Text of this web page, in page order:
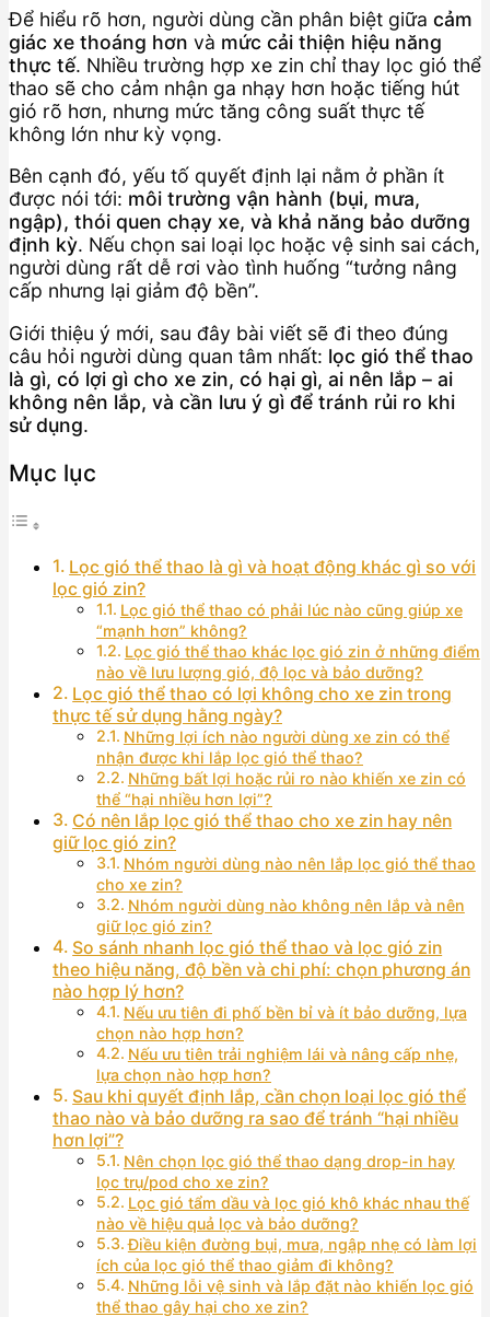
Để hiểu rõ hơn, người dùng cần phân biệt giữa cảm
giác xe thoáng hơn và mức cải thiện hiệu năng
thực tế. Nhiều trường hợp xe zin chỉ thay lọc gió thể
thao sẽ cho cảm nhận ga nhạy hơn hoặc tiếng hút
gió rõ hơn, nhưng mức tăng công suất thực tế
không lớn như kỳ vọng.
Bên cạnh đó, yếu tố quyết định lại nằm ở phần ít
được nói tới: môi trường vận hành (bụi, mưa,
ngập), thói quen chạy xe, và khả năng bảo dưỡng
định kỳ. Nếu chọn sai loại lọc hoặc vệ sinh sai cách,
người dùng rất dễ rơi vào tình huống “tưởng nâng
cấp nhưng lại giảm độ bền”.
Giới thiệu ý mới, sau đây bài viết sẽ đi theo đúng
câu hỏi người dùng quan tâm nhất: lọc gió thể thao
là gì, có lợi gì cho xe zin, có hại gì, ai nên lắp – ai
không nên lắp, và cần lưu ý gì để tránh rủi ro khi
sử dụng.
Mục lục
Lọc gió thể thao là gì và hoạt động khác gì so với
lọc gió zin?
Lọc gió thể thao có phải lúc nào cũng giúp xe
“mạnh hơn” không?
Lọc gió thể thao khác lọc gió zin ở những điểm
nào về lưu lượng gió, độ lọc và bảo dưỡng?
Lọc gió thể thao có lợi không cho xe zin trong
thực tế sử dụng hằng ngày?
Những lợi ích nào người dùng xe zin có thể
nhận được khi lắp lọc gió thể thao?
Những bất lợi hoặc rủi ro nào khiến xe zin có
thể “hại nhiều hơn lợi”?
Có nên lắp lọc gió thể thao cho xe zin hay nên
giữ lọc gió zin?
Nhóm người dùng nào nên lắp lọc gió thể thao
cho xe zin?
Nhóm người dùng nào không nên lắp và nên
giữ lọc gió zin?
So sánh nhanh lọc gió thể thao và lọc gió zin
theo hiệu năng, độ bền và chi phí: chọn phương án
nào hợp lý hơn?
Nếu ưu tiên đi phố bền bỉ và ít bảo dưỡng, lựa
chọn nào hợp hơn?
Nếu ưu tiên trải nghiệm lái và nâng cấp nhẹ,
lựa chọn nào hợp hơn?
Sau khi quyết định lắp, cần chọn loại lọc gió thể
thao nào và bảo dưỡng ra sao để tránh “hại nhiều
hơn lợi”?
Nên chọn lọc gió thể thao dạng drop-in hay
lọc trụ/pod cho xe zin?
Lọc gió tẩm dầu và lọc gió khô khác nhau thế
nào về hiệu quả lọc và bảo dưỡng?
Điều kiện đường bụi, mưa, ngập nhẹ có làm lợi
ích của lọc gió thể thao giảm đi không?
Những lỗi vệ sinh và lắp đặt nào khiến lọc gió
thể thao gây hại cho xe zin?